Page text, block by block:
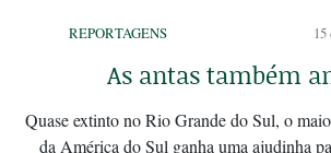
REPORTAGENS
As antas também
Quase extinto no Rio Grande do Sul, o
da América do Sul ganha uma ajudinha